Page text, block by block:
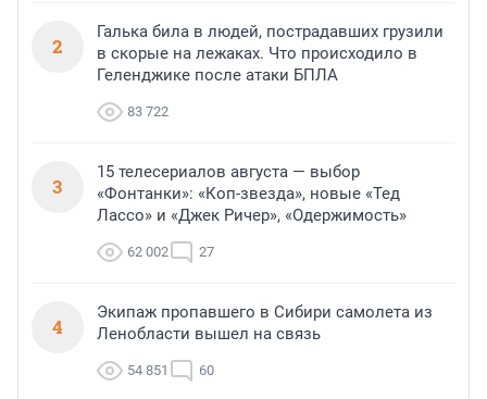
2
Галька била в людей, пострадавших грузили
в скорые на лежаках. Что происходило в
Геленджике после атаки БПЛА
83 722
3
15 телесериалов августа — выбор
«Фонтанки»: «Коп-звезда», новые «Тед
Лассо» и «Джек Ричер», «Одержимость»
62 002 27
4
Экипаж пропавшего в Сибири самолета из
Ленобласти вышел на связь
54 851 60